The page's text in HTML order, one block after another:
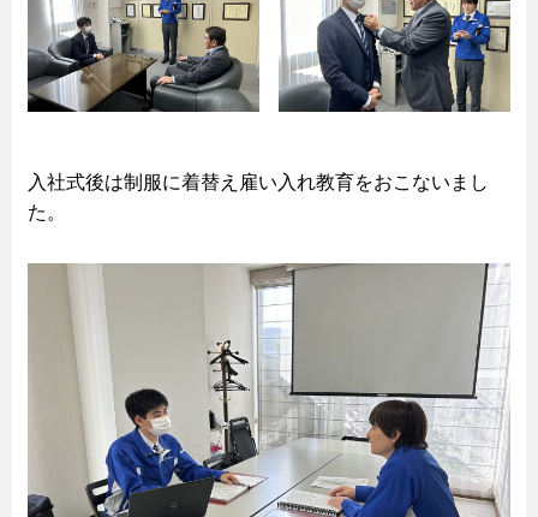
入社式後は制服に着替え雇い入れ教育をおこないまし
た。